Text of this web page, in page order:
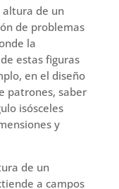
altura de un
de problemas
la
estas figuras
en el diseño
patrones, saber
isósceles
y
de un
a campos